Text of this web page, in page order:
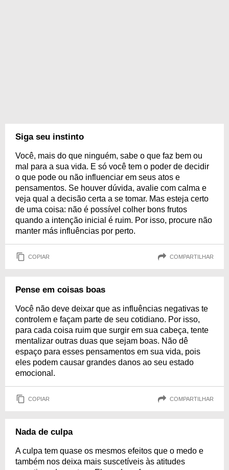
Siga seu instinto
Você, mais do que ninguém, sabe o que faz bem ou
mal para a sua vida. E só você tem o poder de decidir
o que pode ou não influenciar em seus atos e
pensamentos. Se houver dúvida, avalie com calma e
veja qual a decisão certa a se tomar. Mas esteja certo
de uma coisa: não é possível colher bons frutos
quando a intenção inicial é ruim. Por isso, procure não
manter más influências por perto.
COPIAR COMPARTILHAR
Pense em coisas boas
Você não deve deixar que as influências negativas te
controlem e façam parte de seu cotidiano. Por isso,
para cada coisa ruim que surgir em sua cabeça, tente
mentalizar outras duas que sejam boas. Não dê
espaço para esses pensamentos em sua vida, pois
eles podem causar grandes danos ao seu estado
emocional.
COPIAR COMPARTILHAR
Nada de culpa
A culpa tem quase os mesmos efeitos que o medo e
também nos deixa mais suscetíveis às atitudes